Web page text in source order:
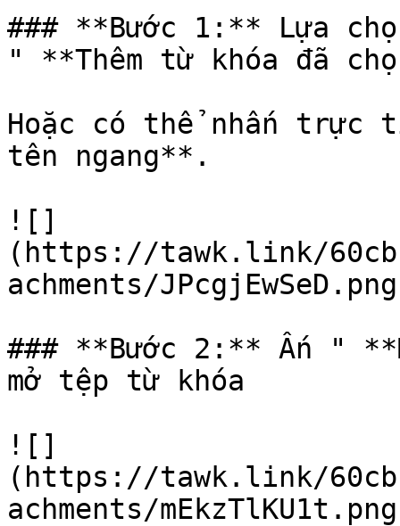
### **Bước 1:** Lựa
" **Thêm từ khóa đã
Hoặc có thể nhấn trực
tên ngang**.
![]
(https://tawk.link/
achments/
### **Bước 2:** Ấn "
mở tệp từ khóa
![]
(https://tawk.link/
achments/